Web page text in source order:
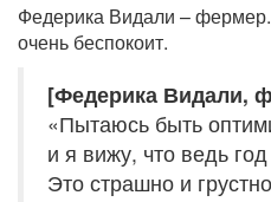
Федерика Видали – фермер.
очень беспокоит.
[Федерика Видали,
«Пытаюсь быть
и я вижу, что ведь
Это страшно и